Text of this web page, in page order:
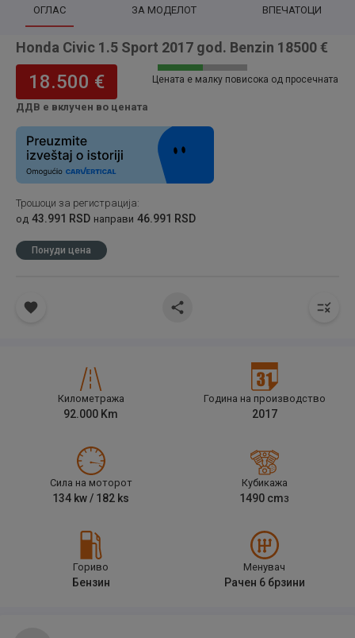
ОГЛАС ЗА МОДЕЛОТ ВПЕЧАТОЦИ
Honda Civic 1.5 Sport 2017 god. Benzin 18500 €
18.500 €
ДДВ е вклучен во цената
Цената е малку повисока од просечната
Трошоци за регистрација:
од 43.991 RSD направи 46.991 RSD
Понуди цена
Километража
92.000 Km
Година на производство
2017
Сила на моторот
134 kw / 182 ks
Кубикажа
1490 cm3
Гориво
Бензин
Менувач
Рачен 6 брзини